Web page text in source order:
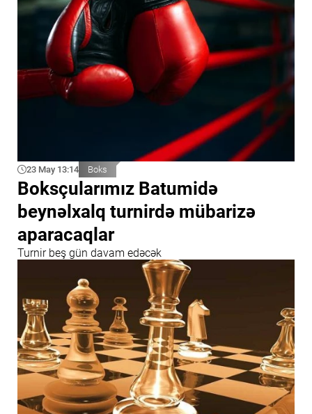
23 May 13:14 Boks
Boksçularımız Batumidə
beynəlxalq turnirdə mübarizə
aparacaqlar
Turnir beş gün davam edəcək